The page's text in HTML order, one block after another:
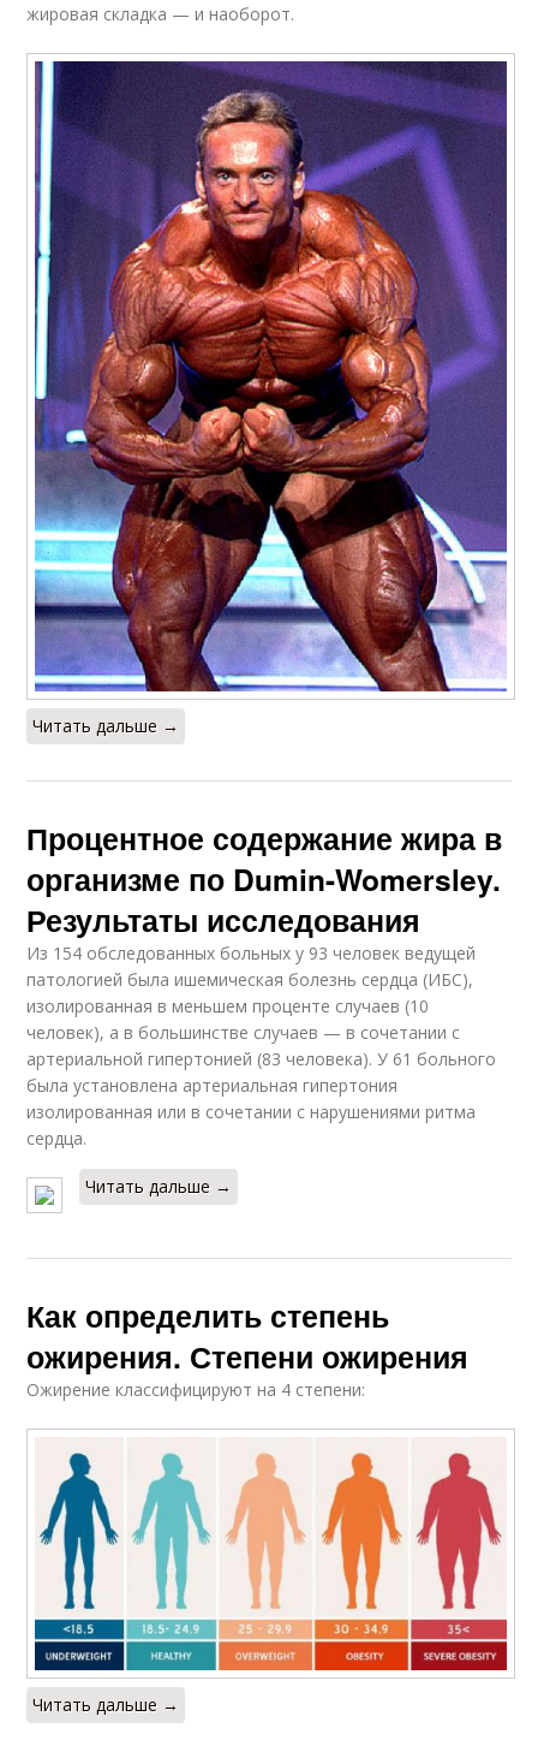
жировая складка — и наоборот.
Читать дальше →
Процентное содержание жира в
организме по Dumin-Womersley.
Результаты исследования
Из 154 обследованных больных у 93 человек ведущей
патологией была ишемическая болезнь сердца (ИБС),
изолированная в меньшем проценте случаев (10
человек), а в большинстве случаев — в сочетании с
артериальной гипертонией (83 человека). У 61 больного
была установлена артериальная гипертония
изолированная или в сочетании с нарушениями ритма
сердца.
Читать дальше →
Как определить степень
ожирения. Степени ожирения
Ожирение классифицируют на 4 степени:
Читать дальше →